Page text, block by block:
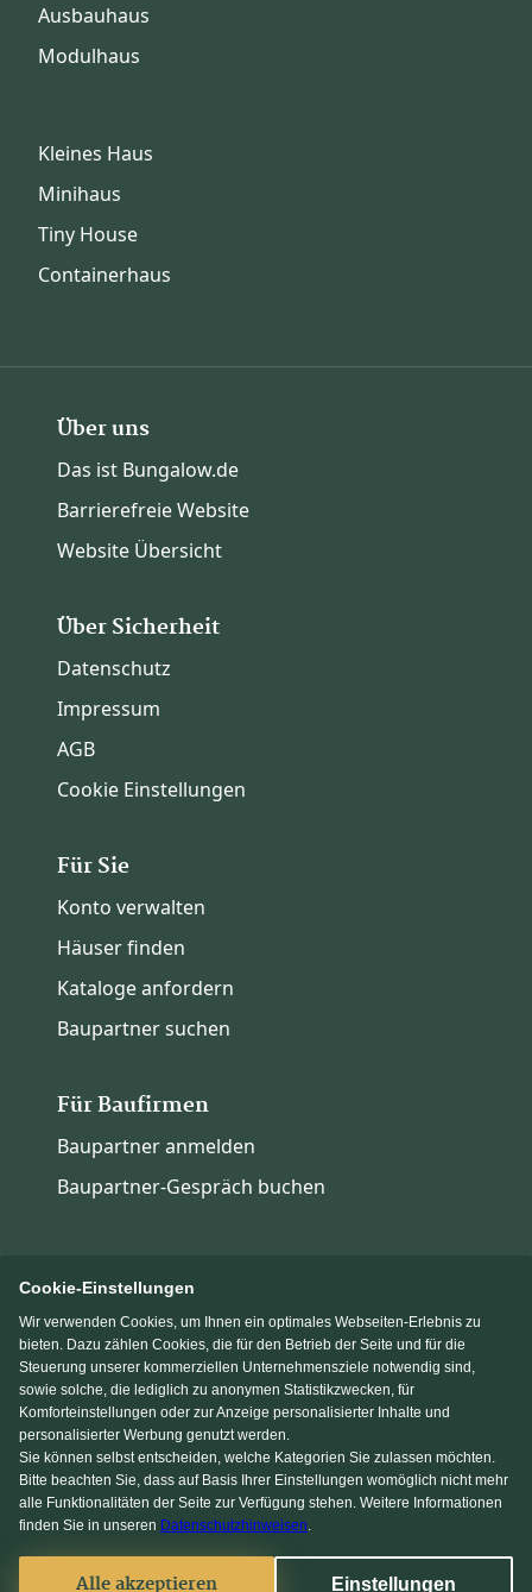
Ausbauhaus
Modulhaus
Kleines Haus
Minihaus
Tiny House
Containerhaus
Über uns
Das ist Bungalow.de
Barrierefreie Website
Website Übersicht
Über Sicherheit
Datenschutz
Impressum
AGB
Cookie Einstellungen
Für Sie
Konto verwalten
Häuser finden
Kataloge anfordern
Baupartner suchen
Für Baufirmen
Baupartner anmelden
Baupartner-Gespräch buchen
Immowelt.de Bauen.de
Massivhaus.de Fertighaus.de
Einfamilienhaus.de
Facebook
Cookie-Einstellungen
Wir verwenden Cookies, um Ihnen ein optimales Webseiten-Erlebnis zu
bieten. Dazu zählen Cookies, die für den Betrieb der Seite und für die
Steuerung unserer kommerziellen Unternehmensziele notwendig sind,
sowie solche, die lediglich zu anonymen Statistikzwecken, für
Komforteinstellungen oder zur Anzeige personalisierter Inhalte und
personalisierter Werbung genutzt werden.
Sie können selbst entscheiden, welche Kategorien Sie zulassen möchten.
Bitte beachten Sie, dass auf Basis Ihrer Einstellungen womöglich nicht mehr
alle Funktionalitäten der Seite zur Verfügung stehen. Weitere Informationen
finden Sie in unseren Datenschutzhinweisen.
Alle akzeptieren Einstellungen